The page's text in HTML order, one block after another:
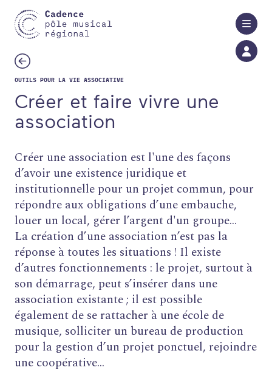
OUTILS POUR LA VIE ASSOCIATIVE
Créer et faire vivre une
association
Créer une association est l'une des façons
d’avoir une existence juridique et
institutionnelle pour un projet commun, pour
répondre aux obligations d’une embauche,
louer un local, gérer l’argent d'un groupe...
La création d’une association n’est pas la
réponse à toutes les situations ! Il existe
d’autres fonctionnements : le projet, surtout à
son démarrage, peut s’insérer dans une
association existante ; il est possible
également de se rattacher à une école de
musique, solliciter un bureau de production
pour la gestion d’un projet ponctuel, rejoindre
une coopérative...